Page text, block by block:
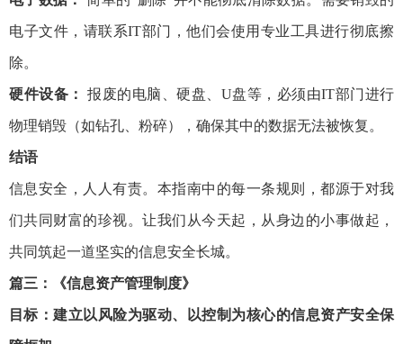
电子文件，请联系IT部门，他们会使用专业工具进行彻底擦
除。
硬件设备： 报废的电脑、硬盘、U盘等，必须由IT部门进行
物理销毁（如钻孔、粉碎），确保其中的数据无法被恢复。
结语
信息安全，人人有责。本指南中的每一条规则，都源于对我
们共同财富的珍视。让我们从今天起，从身边的小事做起，
共同筑起一道坚实的信息安全长城。
篇三：《信息资产管理制度》
目标：建立以风险为驱动、以控制为核心的信息资产安全保